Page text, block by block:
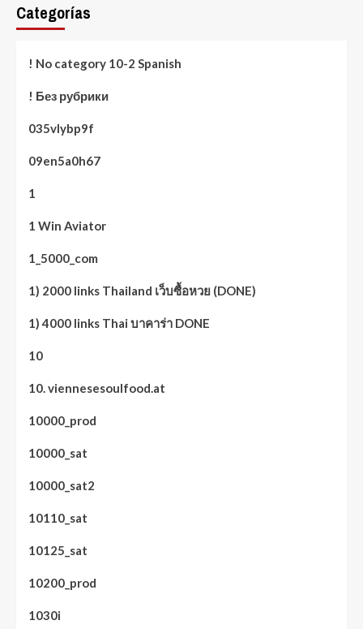
Categorías
! No category 10-2 Spanish
! Без рубрики
035vlybp9f
09en5a0h67
1
1 Win Aviator
1_5000_com
1) 2000 links Thailand เว็บซื้อหวย (DONE)
1) 4000 links Thai บาคาร่า DONE
10
10. viennesesoulfood.at
10000_prod
10000_sat
10000_sat2
10110_sat
10125_sat
10200_prod
1030i